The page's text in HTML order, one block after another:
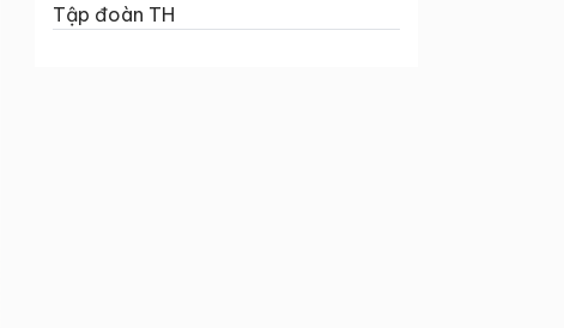
Tập đoàn TH